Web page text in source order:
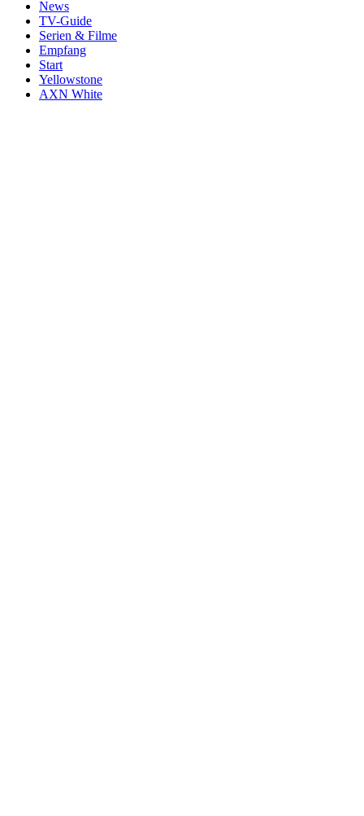
News
TV-Guide
Serien & Filme
Empfang
Start
Yellowstone
AXN White